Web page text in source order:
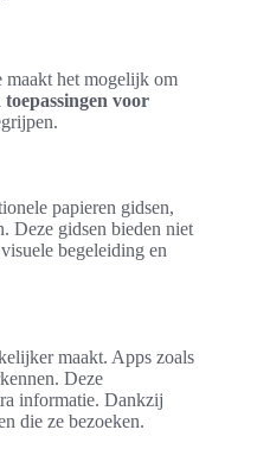
maakt het mogelijk om
voor
papieren gidsen,
Deze gidsen bieden niet
begeleiding en
maakt. Apps zoals
Deze
informatie. Dankzij
die ze bezoeken.